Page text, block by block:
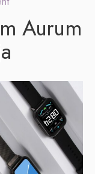
Aurum